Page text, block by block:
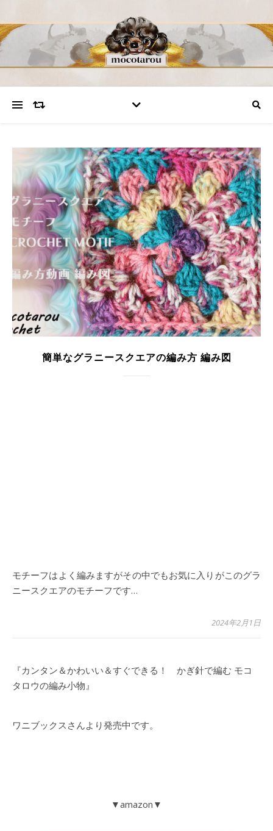
簡単なグラニースクエアの編み方 編み図
モチーフはよく編みますがその中でもお気に入りがこのグラ
ニースクエアのモチーフです…
2024年2月1日
『カンタン＆かわいい＆すぐできる！ かぎ針で編む モコ
タロウの編み小物』
ワニブックスさんより発売中です。
▼amazon▼